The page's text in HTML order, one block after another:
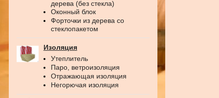
дерева (без стекла)
Оконный блок
Форточки из дерева со
стеклопакетом
Изоляция
Утеплитель
Паро, ветроизоляция
Отражающая изоляция
Негорючая изоляция